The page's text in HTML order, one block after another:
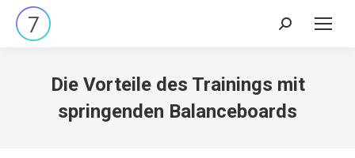
Search:
Die Vorteile des Trainings mit
springenden Balanceboards